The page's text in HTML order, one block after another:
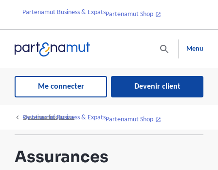
Partenamut Business & ExpatsPartenamut Shop
Menu
Me connecter Devenir client
Partenamut Business & ExpatsPartenamut Shop
Questions fréquentes
Assurances